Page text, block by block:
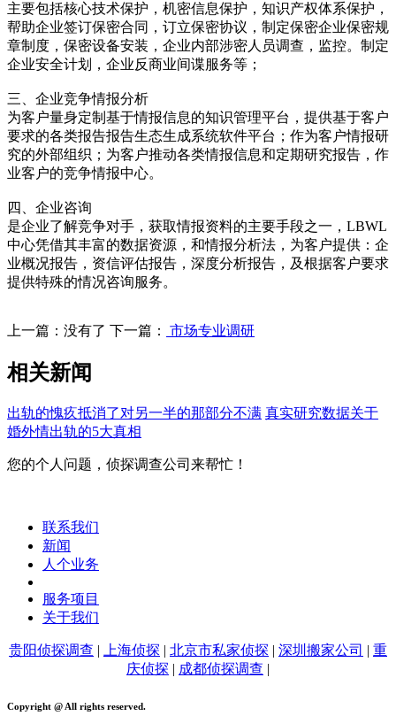
主要包括核心技术保护，机密信息保护，知识产权体系保护，
帮助企业签订保密合同，订立保密协议，制定保密企业保密规
章制度，保密设备安装，企业内部涉密人员调查，监控。制定
企业安全计划，企业反商业间谍服务等；
三、企业竞争情报分析
为客户量身定制基于情报信息的知识管理平台，提供基于客户
要求的各类报告报告生态生成系统软件平台；作为客户情报研
究的外部组织；为客户推动各类情报信息和定期研究报告，作
业客户的竞争情报中心。
四、企业咨询
是企业了解竞争对手，获取情报资料的主要手段之一，LBWL
中心凭借其丰富的数据资源，和情报分析法，为客户提供：企
业概况报告，资信评估报告，深度分析报告，及根据客户要求
提供特殊的情况咨询服务。
上一篇：没有了 下一篇： 市场专业调研
相关新闻
出轨的愧疚抵消了对另一半的那部分不满 真实研究数据关于
婚外情出轨的5大真相
您的个人问题，侦探调查公司来帮忙！
联系我们
新闻
人个业务
服务项目
关于我们
贵阳侦探调查 | 上海侦探 | 北京市私家侦探 | 深圳搬家公司 | 重
庆侦探 | 成都侦探调查 |
Copyright @ All rights reserved.